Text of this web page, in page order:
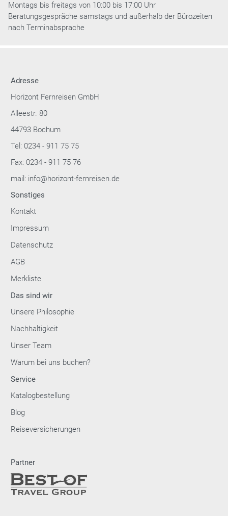
Montags bis freitags von 10:00 bis 17:00 Uhr
Beratungsgespräche samstags und außerhalb der Bürozeiten
nach Terminabsprache
Adresse
Horizont Fernreisen GmbH
Alleestr. 80
44793 Bochum
Tel: 0234 - 911 75 75
Fax: 0234 - 911 75 76
mail: info@horizont-fernreisen.de
Sonstiges
Kontakt
Impressum
Datenschutz
AGB
Merkliste
Das sind wir
Unsere Philosophie
Nachhaltigkeit
Unser Team
Warum bei uns buchen?
Service
Katalogbestellung
Blog
Reiseversicherungen
Partner